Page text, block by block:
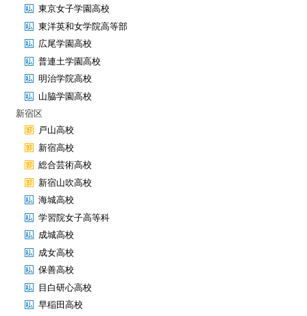
東京女子学園高校
東洋英和女学院高等部
広尾学園高校
普連土学園高校
明治学院高校
山脇学園高校
新宿区
戸山高校
新宿高校
総合芸術高校
新宿山吹高校
海城高校
学習院女子高等科
成城高校
成女高校
保善高校
目白研心高校
早稲田高校